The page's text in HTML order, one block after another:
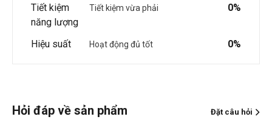
Tiết kiệm
năng lượng
Tiết kiệm vừa phải 0%
Hiệu suất Hoạt động đủ tốt 0%
Hỏi đáp về sản phẩm Đặt câu hỏi